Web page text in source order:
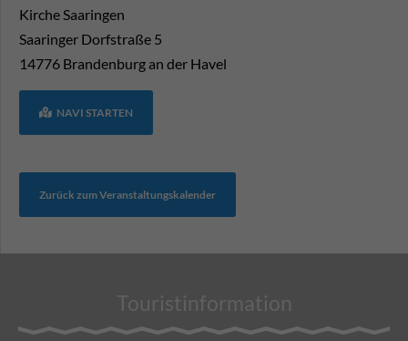
Kirche Saaringen
Saaringer Dorfstraße 5
14776 Brandenburg an der Havel
NAVI STARTEN
Zurück zum Veranstaltungskalender
Touristinformation